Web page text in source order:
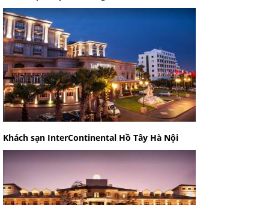
Khách sạn InterContinental Hồ Tây Hà Nội